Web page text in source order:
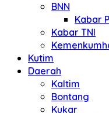
BNN
Kabar
Kabar TNI
Kutim
Daerah
Kaltim
Bontang
Kukar